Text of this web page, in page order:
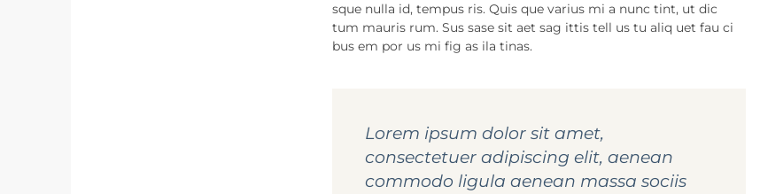
sque nulla id, tempus ris. Quis que varius mi a nunc tint, ut dic
tum mauris rum. Sus sase sit aet sag ittis tell us tu aliq uet fau ci
bus em por us mi fig as ila tinas.
Lorem ipsum dolor sit amet,
consectetuer adipiscing elit, aenean
commodo ligula aenean massa sociis